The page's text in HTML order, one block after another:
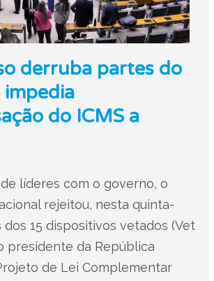
derruba partes do
do ICMS a
líderes com o governo, o
rejeitou, nesta quinta-
dos 15 dispositivos vetados (Vet
presidente da República
de Lei Complementar